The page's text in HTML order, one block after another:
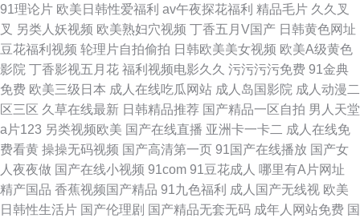
91理论片 欧美日韩性爱福利 av午夜探花福利 精品毛片 久久叉
叉 另类人妖视频 欧美熟妇穴视频 丁香五月V国产 日韩黄色网址
豆花福利视频 轮理片自拍偷拍 日韩欧美美女视频 欧美A级黄色
影院 丁香影视五月花 福利视频电影久久 污污污污免费 91金典
免费 欧美三级日本 成人在线吃瓜网站 成人岛国影院 成人动漫二
区三区 久草在线最新 日韩精品推荐 国产精品一区自拍 男人天堂
a片123 另类视频欧美 国产在线直播 亚洲卡一卡二 成人在线免
费看黄 操操无码视频 国产高清第一页 91国产在线播放 国产女
人夜夜做 国产在线小视频 91com 91豆花成人 哪里有A片网址
精产国品 香蕉视频国产精品 91九色福利 成人国产无线视 欧美
日韩性生活片 国产伦理剧 国产精品无套无码 成年人网站免费 国